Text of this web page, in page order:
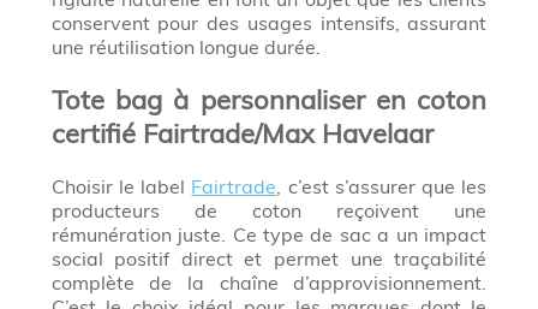
conservent pour des usages intensifs, assurant
une réutilisation longue durée.
Tote bag à personnaliser en coton
certifié Fairtrade/Max Havelaar
Choisir le label Fairtrade , c’est s’assurer que les
producteurs de coton reçoivent une
rémunération juste. Ce type de sac a un impact
social positif direct et permet une traçabilité
complète de la chaîne d’approvisionnement.